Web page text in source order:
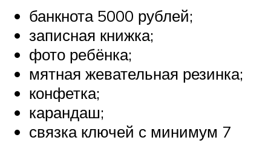
банкнота 5000 рублей;
записная книжка;
фото ребёнка;
мятная жевательная резинка;
конфетка;
карандаш;
связка ключей с минимум 7